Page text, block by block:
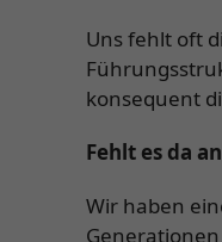
Uns fehlt oft
konsequent
Fehlt es da
Wir haben